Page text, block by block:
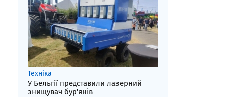
Техніка
У Бельгії представили лазерний
знищувач бур'янів